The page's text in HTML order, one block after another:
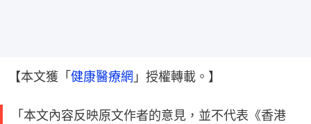
【本文獲「 健康醫療網 」授權轉載。】
「本文內容反映原文作者的意見，並不代表《香港